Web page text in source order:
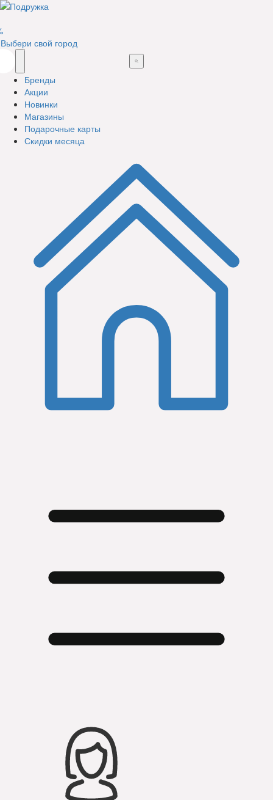
Выбери свой город
Бренды
Акции
Новинки
Магазины
Подарочные карты
Скидки месяца